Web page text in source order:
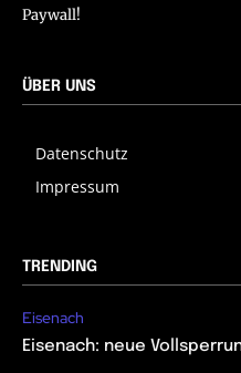
Paywall!
ÜBER UNS
Datenschutz
Impressum
TRENDING
Eisenach
Eisenach: neue